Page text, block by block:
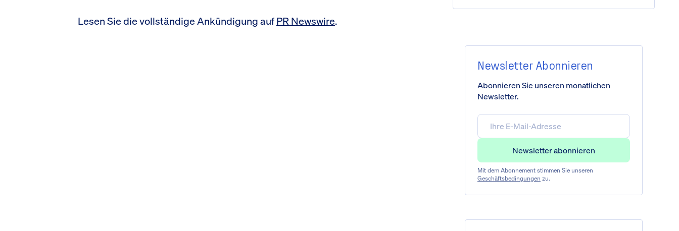
Lesen Sie die vollständige Ankündigung aufPR Newswire.
Newsletter Abonnieren
Abonnieren Sie unseren monatlichen
Newsletter.
Mit dem Abonnement stimmen Sie unseren
Geschäftsbedingungen zu.